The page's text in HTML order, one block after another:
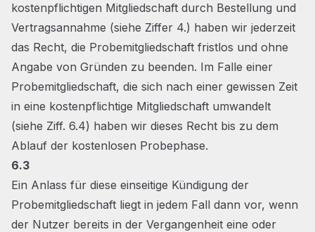
kostenpflichtigen Mitgliedschaft durch Bestellung und
Vertragsannahme (siehe Ziffer 4.) haben wir jederzeit
das Recht, die Probemitgliedschaft fristlos und ohne
Angabe von Gründen zu beenden. Im Falle einer
Probemitgliedschaft, die sich nach einer gewissen Zeit
in eine kostenpflichtige Mitgliedschaft umwandelt
(siehe Ziff. 6.4) haben wir dieses Recht bis zu dem
Ablauf der kostenlosen Probephase.
6.3
Ein Anlass für diese einseitige Kündigung der
Probemitgliedschaft liegt in jedem Fall dann vor, wenn
der Nutzer bereits in der Vergangenheit eine oder